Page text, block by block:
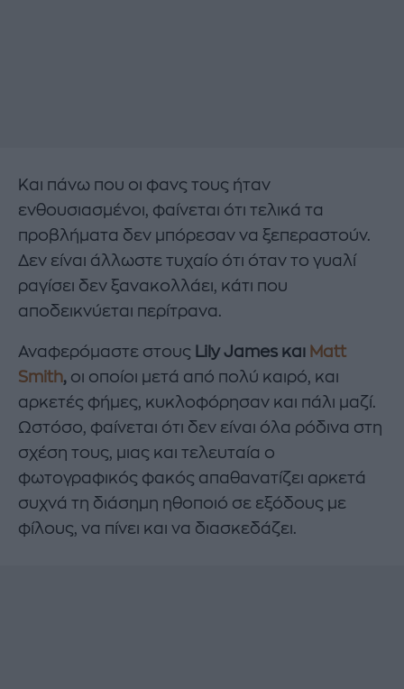
Και πάνω που οι φανς τους ήταν
ενθουσιασμένοι, φαίνεται ότι τελικά τα
προβλήματα δεν μπόρεσαν να ξεπεραστούν.
Δεν είναι άλλωστε τυχαίο ότι όταν το γυαλί
ραγίσει δεν ξανακολλάει, κάτι που
αποδεικνύεται περίτρανα.
Αναφερόμαστε στους Lily James και Matt
Smith, οι οποίοι μετά από πολύ καιρό, και
αρκετές φήμες, κυκλοφόρησαν και πάλι μαζί.
Ωστόσο, φαίνεται ότι δεν είναι όλα ρόδινα στη
σχέση τους, μιας και τελευταία ο
φωτογραφικός φακός απαθανατίζει αρκετά
συχνά τη διάσημη ηθοποιό σε εξόδους με
φίλους, να πίνει και να διασκεδάζει.